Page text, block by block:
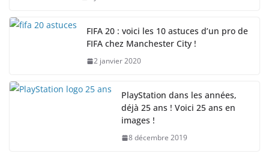
FIFA 20 : voici les 10 astuces d’un pro de
FIFA chez Manchester City !
2 janvier 2020
PlayStation dans les années,
déjà 25 ans ! Voici 25 ans en
images !
8 décembre 2019